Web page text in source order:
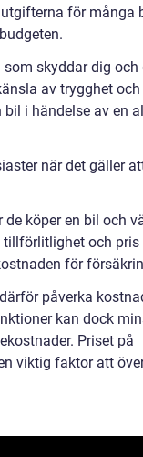
för många
skyddar dig och
av trygghet
i händelse av en
när det gäller
köper en bil och
tillförlitlighet och pris
för
påverka
kan dock
Priset på
viktig faktor att